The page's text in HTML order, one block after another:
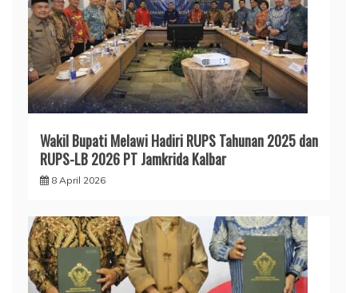
Wakil Bupati Melawi Hadiri RUPS Tahunan 2025 dan
RUPS-LB 2026 PT Jamkrida Kalbar
8 April 2026